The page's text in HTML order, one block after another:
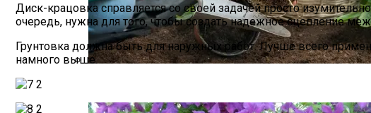
Диск-крацовка справляется со своей задачей просто
очередь, нужна для того, чтобы создать надежное сцепление
Грунтовка должна быть для наружных работ. Лучше всего
намного выше.